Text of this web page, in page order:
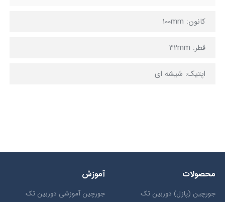
کانون: 100mm
قطر: 32mm
اپتیک: شیشه ای
محصولات
جورچین (پازل) دوربین تک
آموزش
جورچین آموزشی دوربین تک